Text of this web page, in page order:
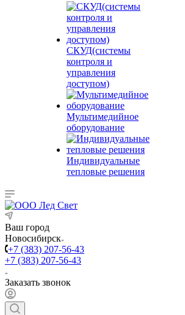
СКУД(системы
контроля и
управления
доступом)
Мультимедийное
оборудование
Индивидуальные
тепловые решения
Ваш город
Новосибирск
+7 (383) 207-56-43
+7 (383) 207-56-43
Заказать звонок